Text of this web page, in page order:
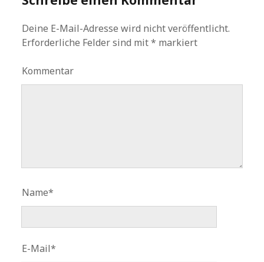
Deine E-Mail-Adresse wird nicht veröffentlicht.
Erforderliche Felder sind mit* markiert
Kommentar
Name*
E-Mail*